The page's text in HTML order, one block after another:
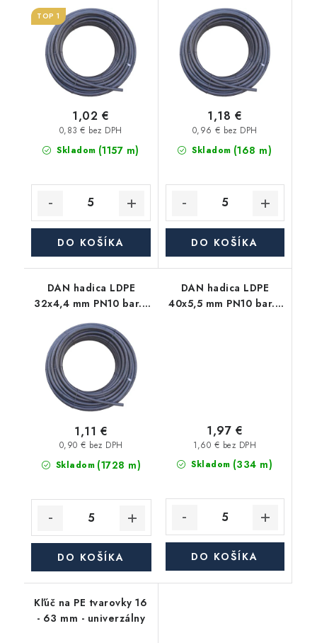
metráž
TOP 1
Skladom (1157 m)
0,83 € bez DPH
1,02 €
DO KOŠÍKA
metráž
Skladom (168 m)
0,96 € bez DPH
1,18 €
DO KOŠÍKA
DAN hadica LDPE
32x4,4 mm PN10 bar. -
Skladom (1728 m)
0,90 € bez DPH
1,11 €
DO KOŠÍKA
DAN hadica LDPE
40x5,5 mm PN10 bar. -
Skladom (334 m)
1,60 € bez DPH
1,97 €
DO KOŠÍKA
Kľúč na PE tvarovky 16
- 63 mm - univerzálny